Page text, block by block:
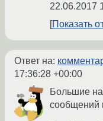
22.06.2017
Показать
Ответ на:
17:36:28 +00:00
Большие
сообщений